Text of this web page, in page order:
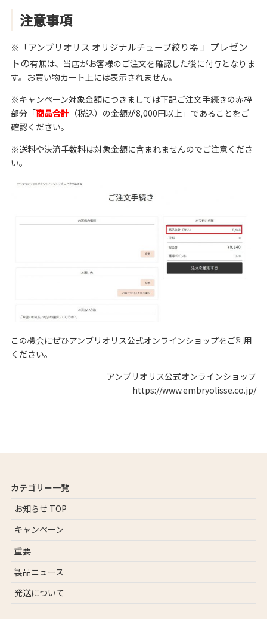
注意事項
※ 「アンブリオリス オリジナルチューブ絞り器 」プレゼン
トの有無は、当店がお客様のご注文を確認した後に付与となりま
す。お買い物カート上には表示されません。
※キャンペーン対象金額につきましては下記ご注文手続きの赤枠
部分「商品合計 （税込）の金額が8,000円以上」であることをご
確認ください。
※送料や決済手数料は対象金額に含まれませんのでご注意くださ
い。
この機会にぜひアンブリオリス公式オンラインショップをご利用
ください。
アンブリオリス公式オンラインショップ
https://www.embryolisse.co.jp/
カテゴリー一覧
お知らせ TOP
キャンペーン
重要
製品ニュース
発送について